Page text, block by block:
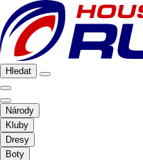
Hledat
Národy
Kluby
Dresy
Boty